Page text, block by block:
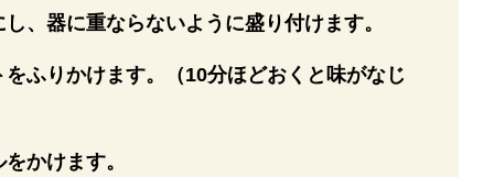
し、器に重ならないように盛り付けます。
をふりかけます。（10分ほどおくと味がなじ
かけます。